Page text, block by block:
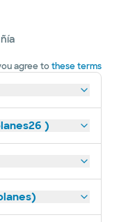
agree tothese terms
)